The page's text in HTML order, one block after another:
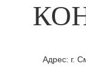
Адрес: г.